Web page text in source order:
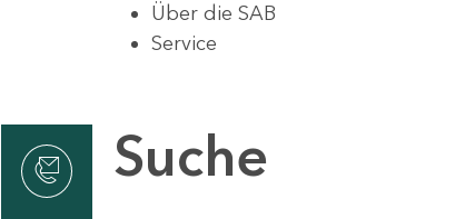
Über die SAB
Service
Suche